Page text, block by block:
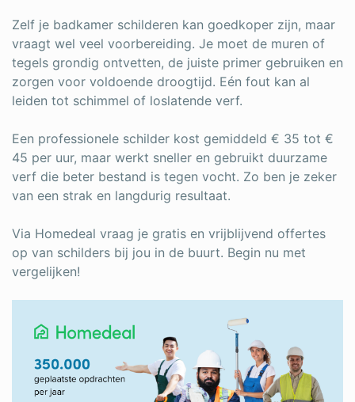
Zelf je badkamer schilderen kan goedkoper zijn, maar
vraagt wel veel voorbereiding. Je moet de muren of
tegels grondig ontvetten, de juiste primer gebruiken en
zorgen voor voldoende droogtijd. Eén fout kan al
leiden tot schimmel of loslatende verf.
Een professionele schilder kost gemiddeld € 35 tot €
45 per uur, maar werkt sneller en gebruikt duurzame
verf die beter bestand is tegen vocht. Zo ben je zeker
van een strak en langdurig resultaat.
Via Homedeal vraag je gratis en vrijblijvend offertes
op van schilders bij jou in de buurt. Begin nu met
vergelijken!